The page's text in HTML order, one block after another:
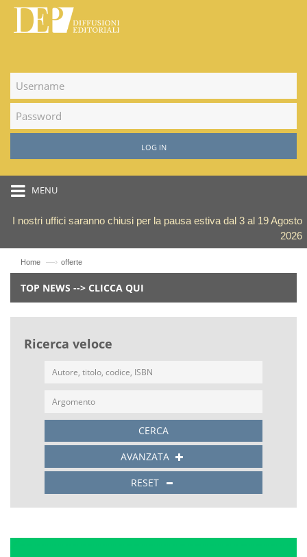
LOG IN
MENU
I nostri uffici saranno chiusi per la pausa estiva dal 3 al 19 Agosto
2026
Home —› offerte
TOP NEWS --> CLICCA QUI
Ricerca veloce
CERCA
AVANZATA
RESET